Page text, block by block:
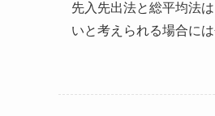
先入先出法と総平均法
いと考えられる場合に